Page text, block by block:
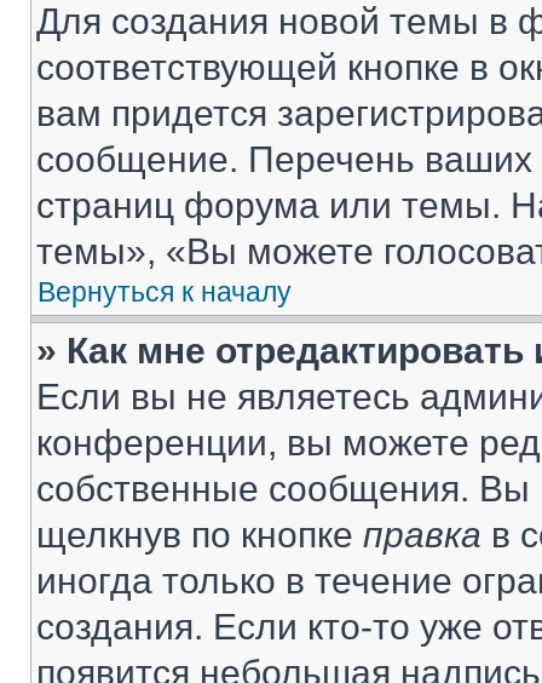
Для создания новой темы в
соответствующей кнопке в
вам придется
сообщение. Перечень ваших
страниц форума или темы.
темы», «Вы можете
Вернуться к началу
» Как мне
Если вы не являетесь
конференции, вы можете
собственные сообщения. Вы
щелкнув по кнопке правка в
иногда только в течение
создания. Если кто-то уже
появится небольшая